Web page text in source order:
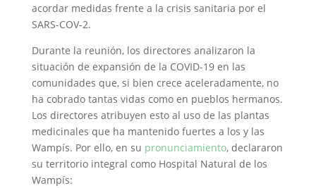
acordar medidas frente a la crisis sanitaria por el
SARS-COV-2.
Durante la reunión, los directores analizaron la
situación de expansión de la COVID-19 en las
comunidades que, si bien crece aceleradamente, no
ha cobrado tantas vidas como en pueblos hermanos.
Los directores atribuyen esto al uso de las plantas
medicinales que ha mantenido fuertes a los y las
Wampís. Por ello, en su pronunciamiento, declararon
su territorio integral como Hospital Natural de los
Wampís: